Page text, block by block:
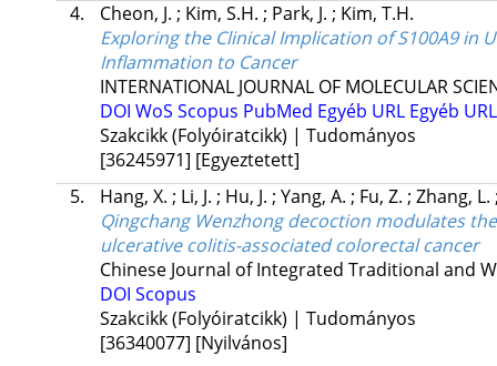
4.
Cheon, J. ; Kim, S.H. ; Park, J. ; Kim, T.H.
Exploring the Clinical Implication of S100A9 in
Inflammation to Cancer
INTERNATIONAL JOURNAL OF MOLECULAR
DOI WoS Scopus PubMed Egyéb URL Egyéb URL
Szakcikk (Folyóiratcikk) | Tudományos
[36245971] [Egyeztetett]
5.
Hang, X. ; Li, J. ; Hu, J. ; Yang, A. ; Fu, Z. ; Zhang, L.
Qingchang Wenzhong decoction modulates
ulcerative colitis-associated colorectal cancer
Chinese Journal of Integrated Traditional and
DOI Scopus
Szakcikk (Folyóiratcikk) | Tudományos
[36340077] [Nyilvános]